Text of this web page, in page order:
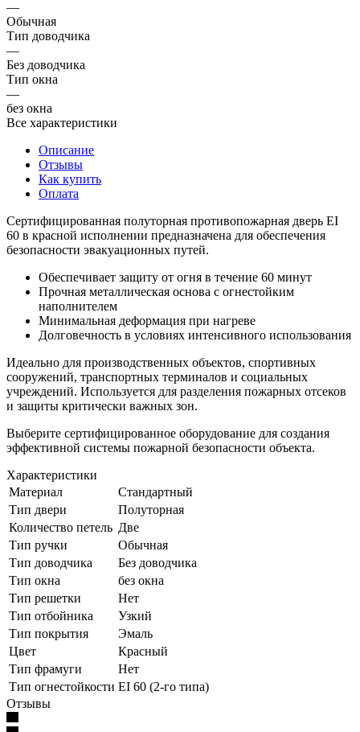
—
Обычная
Тип доводчика
—
Без доводчика
Тип окна
—
без окна
Все характеристики
Описание
Отзывы
Как купить
Оплата
Сертифицированная полуторная противопожарная дверь EI
60 в красной исполнении предназначена для обеспечения
безопасности эвакуационных путей.
Обеспечивает защиту от огня в течение 60 минут
Прочная металлическая основа с огнестойким
наполнителем
Минимальная деформация при нагреве
Долговечность в условиях интенсивного использования
Идеально для производственных объектов, спортивных
сооружений, транспортных терминалов и социальных
учреждений. Используется для разделения пожарных отсеков
и защиты критически важных зон.
Выберите сертифицированное оборудование для создания
эффективной системы пожарной безопасности объекта.
Характеристики
Материал
Стандартный
Тип двери
Полуторная
Количество петель Две
Тип ручки
Обычная
Тип доводчика
Без доводчика
Тип окна
без окна
Тип решетки
Нет
Тип отбойника
Узкий
Тип покрытия
Эмаль
Цвет
Красный
Тип фрамуги
Нет
Тип огнестойкости EI 60 (2-го типа)
Отзывы